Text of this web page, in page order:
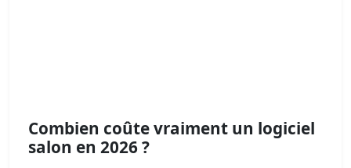
Combien coûte vraiment un logiciel
salon en 2026 ?